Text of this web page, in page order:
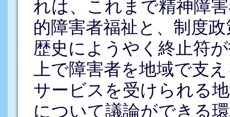
れは、これまで精神障
的障害者福祉と、制度
歴史にようやく終止符
上で障害者を地域で支
サービスを受けられる
について議論ができる